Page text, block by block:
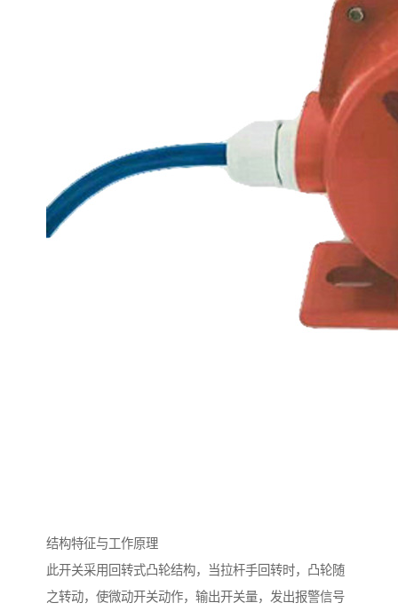
结构特征与工作原理
此开关采用回转式凸轮结构，当拉杆手回转时，凸轮随
之转动，使微动开关动作，输出开关量，发出报警信号